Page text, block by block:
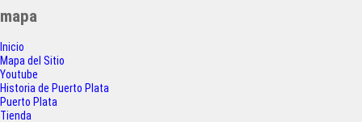
e
b
o
o
t
e
r
p
mapa
Inicio
Mapa del Sitio
Youtube
Historia de Puerto Plata
Puerto Plata
Tienda